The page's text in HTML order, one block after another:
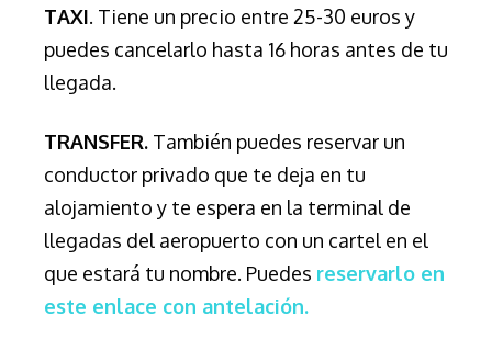
TAXI. Tiene un precio entre 25-30 euros y
puedes cancelarlo hasta 16 horas antes de tu
llegada.
TRANSFER. También puedes reservar un
conductor privado que te deja en tu
alojamiento y te espera en la terminal de
llegadas del aeropuerto con un cartel en el
que estará tu nombre. Puedes reservarlo en
este enlace con antelación.